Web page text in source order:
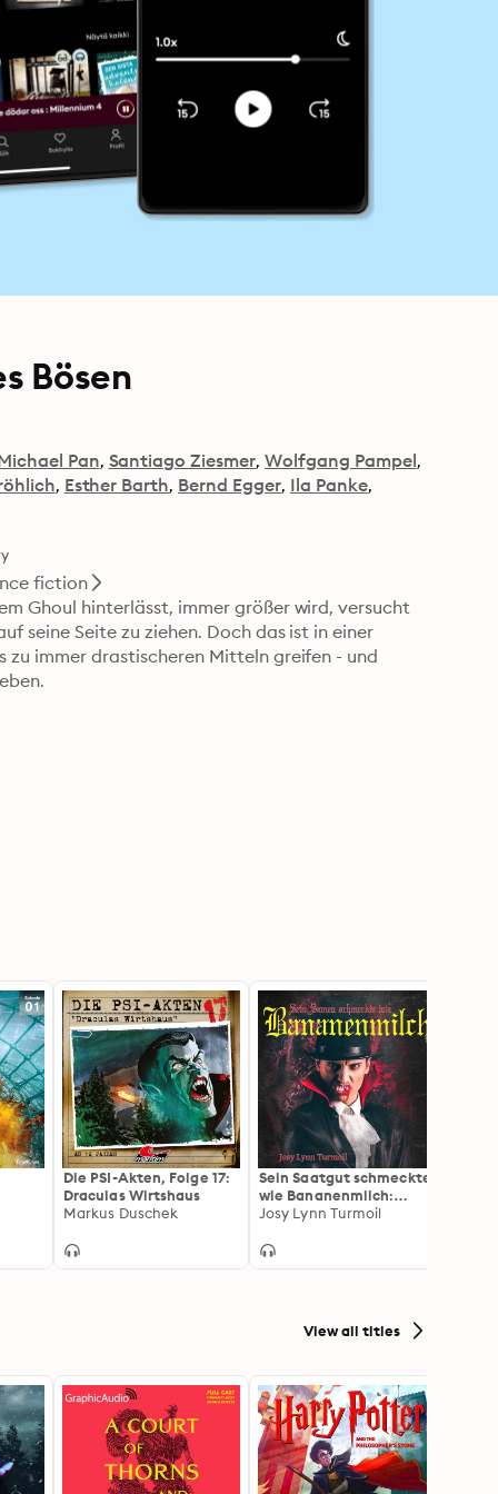
Bösen
Pan Santiago Ziesmer Wolfgang Pampel
Esther Barth Bernd Egger Ila Panke
fiction
Ghoul hinterlässt, immer größer wird, versucht
seine Seite zu ziehen. Doch das ist in einer
immer drastischeren Mitteln greifen - und
Die PSI-Akten, Folge 17:
Draculas Wirtshaus
Markus Duschek
Sein Saatgut schmeckte
wie Bananenmilch:
Satirische Novelle am
Josy Lynn Turmoil
View all titles